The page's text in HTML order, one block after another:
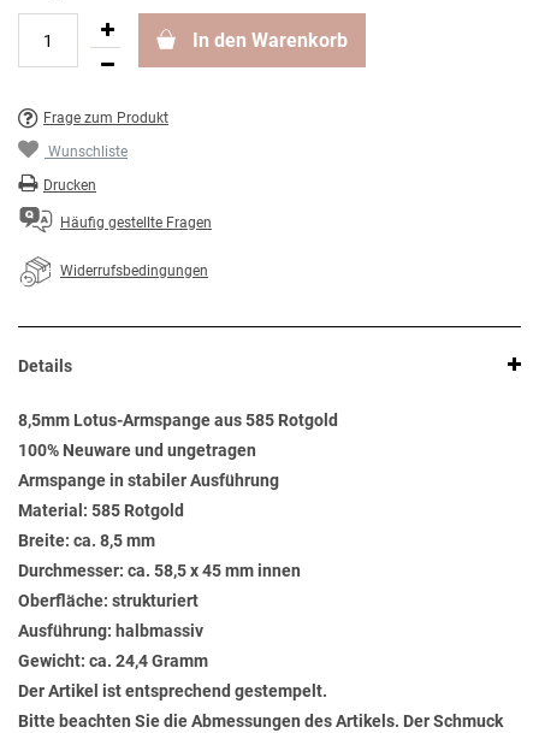
In den Warenkorb
Frage zum Produkt
Wunschliste
Drucken
Häufig gestellte Fragen
Widerrufsbedingungen
Details
8,5mm Lotus-Armspange aus 585 Rotgold
100% Neuware und ungetragen
Armspange in stabiler Ausführung
Material: 585 Rotgold
Breite: ca. 8,5 mm
Durchmesser: ca. 58,5 x 45 mm innen
Oberfläche: strukturiert
Ausführung: halbmassiv
Gewicht: ca. 24,4 Gramm
Der Artikel ist entsprechend gestempelt.
Bitte beachten Sie die Abmessungen des Artikels. Der Schmuck